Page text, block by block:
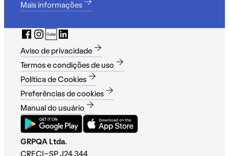
Mais informações
Aviso de privacidade
Termos e condições de uso
Política de Cookies
Preferências de cookies
Manual do usuário
GRPQA Ltda.